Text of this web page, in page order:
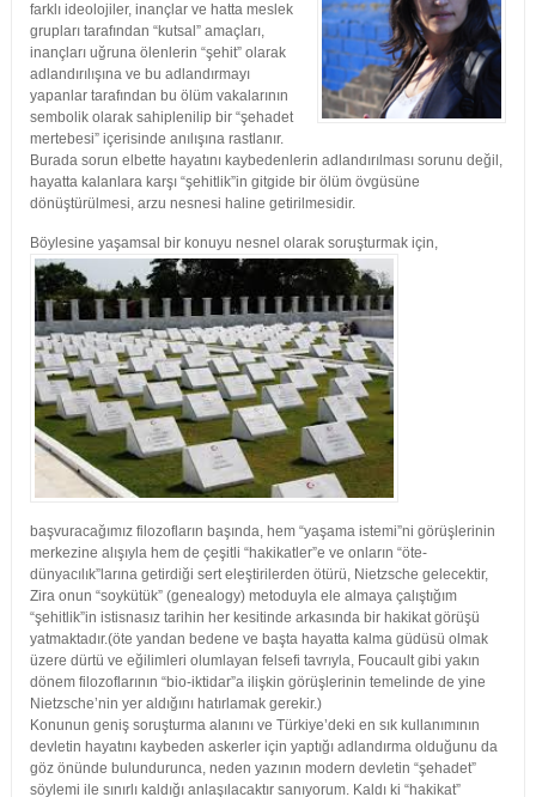
farklı ideolojiler, inançlar ve hatta meslek
grupları tarafından “kutsal” amaçları,
inançları uğruna ölenlerin “şehit” olarak
adlandırılışına ve bu adlandırmayı
yapanlar tarafından bu ölüm vakalarının
sembolik olarak sahiplenilip bir “şehadet
mertebesi” içerisinde anılışına rastlanır.
Burada sorun elbette hayatını kaybedenlerin adlandırılması sorunu değil,
hayatta kalanlara karşı “şehitlik”in gitgide bir ölüm övgüsüne
dönüştürülmesi, arzu nesnesi haline getirilmesidir.
Böylesine yaşamsal bir konuyu nesnel olarak soruşturmak için,
başvuracağımız filozofların başında, hem “yaşama istemi”ni görüşlerinin
merkezine alışıyla hem de çeşitli “hakikatler”e ve onların “öte-
dünyacılık”larına getirdiği sert eleştirilerden ötürü, Nietzsche gelecektir,
Zira onun “soykütük” (genealogy) metoduyla ele almaya çalıştığım
“şehitlik”in istisnasız tarihin her kesitinde arkasında bir hakikat görüşü
yatmaktadır.(öte yandan bedene ve başta hayatta kalma güdüsü olmak
üzere dürtü ve eğilimleri olumlayan felsefi tavrıyla, Foucault gibi yakın
dönem filozoflarının “bio-iktidar”a ilişkin görüşlerinin temelinde de yine
Nietzsche’nin yer aldığını hatırlamak gerekir.)
Konunun geniş soruşturma alanını ve Türkiye’deki en sık kullanımının
devletin hayatını kaybeden askerler için yaptığı adlandırma olduğunu da
göz önünde bulundurunca, neden yazının modern devletin “şehadet”
söylemi ile sınırlı kaldığı anlaşılacaktır sanıyorum. Kaldı ki “hakikat”